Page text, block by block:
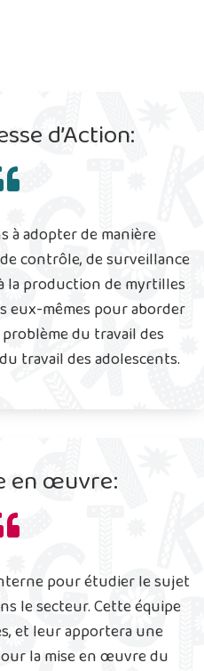
d’Action:
à adopter de manière
contrôle, de surveillance
la production de myrtilles
eux-mêmes pour aborder
du travail des
travail des adolescents.
en œuvre:
pour étudier le sujet
le secteur. Cette équipe
et leur apportera une
la mise en œuvre du